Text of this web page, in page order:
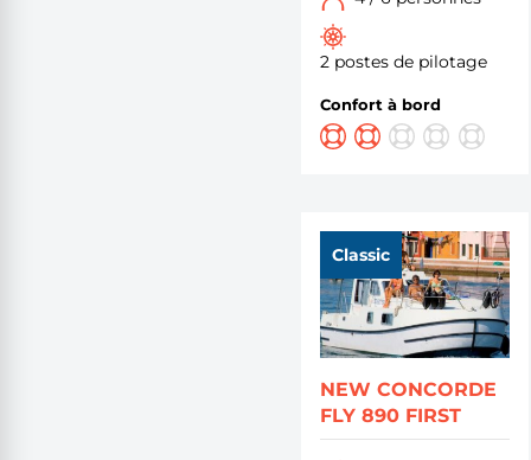
2 postes de pilotage
Confort à bord
Classic
NEW CONCORDE
FLY 890 FIRST